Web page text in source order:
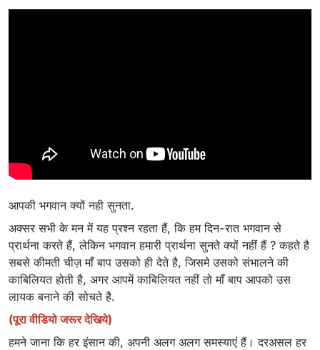
आपकी भगवान क्यों नही सुनता.
अक्सर सभी के मन में यह प्रश्न रहता हैं, कि हम दिन-रात भगवान से
प्रार्थना करते हैं, लेकिन भगवान हमारी प्रार्थना सुनते क्यों नहीं हैं ? कहते है
सबसे कीमती चीज़ माँ बाप उसको ही देते है, जिसमे उसको संभालने की
काबिलियत होती है, अगर आपमें काबिलियत नहीं तो माँ बाप आपको उस
लायक बनाने की सोचते है.
(पूरा वीडियो जरूर देखिये)
हमने जाना कि हर इंसान की, अपनी अलग अलग समस्याएं हैं। दरअसल हर